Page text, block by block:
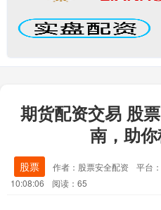
期货配资交易 股
南，助
股票 作者：股票安全配资 平台
10:08:06
阅读：65